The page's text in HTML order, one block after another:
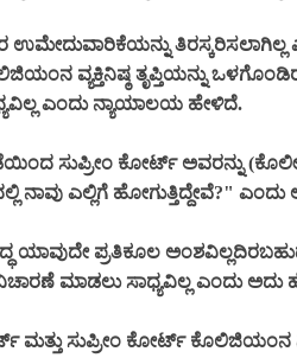
ಉಮೇದುವಾರಿಕೆಯನ್ನು
ವ್ಯಕ್ತಿನಿಷ್ಠ ತೃಪ್ತಿಯನ್ನು
ಎಂದು ನ್ಯಾಯಾಲಯ ಹೇಳಿದೆ.
ಸುಪ್ರೀಂ ಕೋರ್ಟ್ ಅವರನ್ನು
ನಾವು ಎಲ್ಲಿಗೆ ಹೋಗುತ್ತಿದ್ದೇವೆ?" ಎಂದು
ಯಾವುದೇ ಪ್ರತಿಕೂಲ
ಮಾಡಲು ಸಾಧ್ಯವಿಲ್ಲ ಎಂದು ಅದು
ಮತ್ತು ಸುಪ್ರೀಂ ಕೋರ್ಟ್ ಕೊಲಿಜಿಯಂನ